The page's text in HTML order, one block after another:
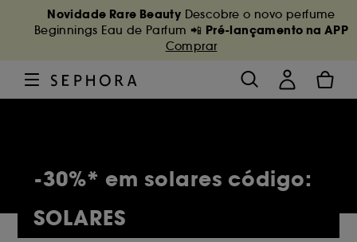
Novidade Rare Beauty Descobre o novo perfume
Beginnings Eau de Parfum 📲 Pré-lançamento na APP
Comprar
-30%* em solares código:
SOLARES